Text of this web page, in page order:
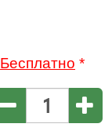
Бесплатно *